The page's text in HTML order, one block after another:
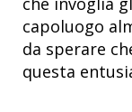
capoluogo
da sperare
questa